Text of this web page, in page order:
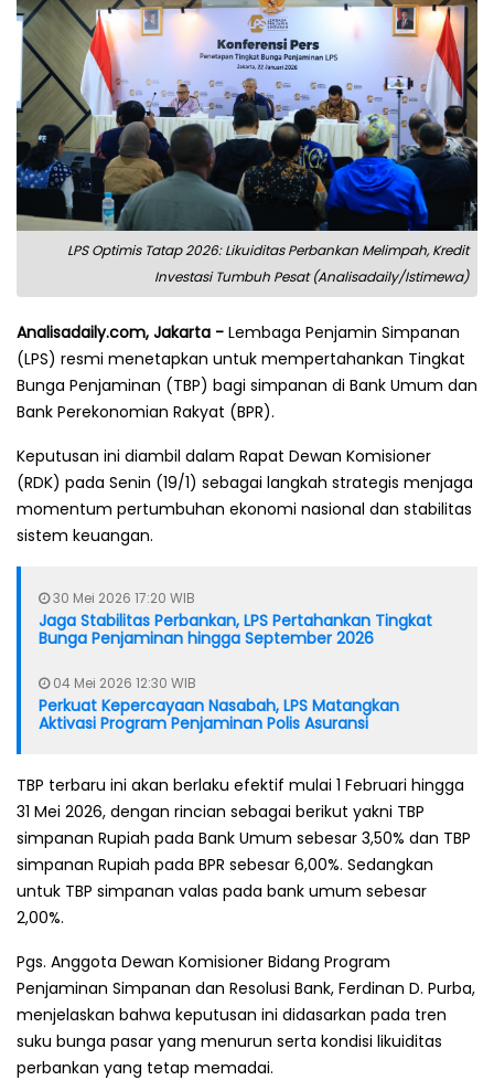
LPS Optimis Tatap 2026: Likuiditas Perbankan Melimpah, Kredit
Investasi Tumbuh Pesat (Analisadaily/Istimewa)
Analisadaily.com, Jakarta - Lembaga Penjamin Simpanan
(LPS) resmi menetapkan untuk mempertahankan Tingkat
Bunga Penjaminan (TBP) bagi simpanan di Bank Umum dan
Bank Perekonomian Rakyat (BPR).
Keputusan ini diambil dalam Rapat Dewan Komisioner
(RDK) pada Senin (19/1) sebagai langkah strategis menjaga
momentum pertumbuhan ekonomi nasional dan stabilitas
sistem keuangan.
30 Mei 2026 17:20 WIB
Jaga Stabilitas Perbankan, LPS Pertahankan Tingkat
Bunga Penjaminan hingga September 2026
04 Mei 2026 12:30 WIB
Perkuat Kepercayaan Nasabah, LPS Matangkan
Aktivasi Program Penjaminan Polis Asuransi
TBP terbaru ini akan berlaku efektif mulai 1 Februari hingga
31 Mei 2026, dengan rincian sebagai berikut yakni TBP
simpanan Rupiah pada Bank Umum sebesar 3,50% dan TBP
simpanan Rupiah pada BPR sebesar 6,00%. Sedangkan
untuk TBP simpanan valas pada bank umum sebesar
2,00%.
Pgs. Anggota Dewan Komisioner Bidang Program
Penjaminan Simpanan dan Resolusi Bank, Ferdinan D. Purba,
menjelaskan bahwa keputusan ini didasarkan pada tren
suku bunga pasar yang menurun serta kondisi likuiditas
perbankan yang tetap memadai.